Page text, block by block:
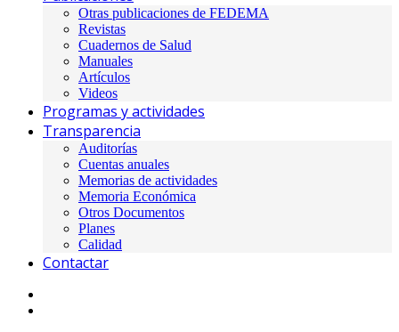
Otras publicaciones de FEDEMA
Revistas
Cuadernos de Salud
Manuales
Artículos
Videos
Programas y actividades
Transparencia
Auditorías
Cuentas anuales
Memorias de actividades
Memoria Económica
Otros Documentos
Planes
Calidad
Contactar